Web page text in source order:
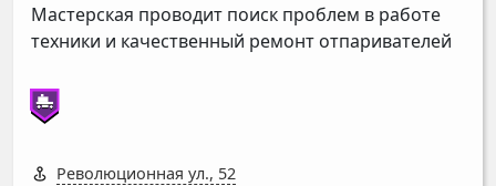
Мастерская проводит поиск проблем в работе
техники и качественный ремонт отпаривателей
Революционная ул., 52